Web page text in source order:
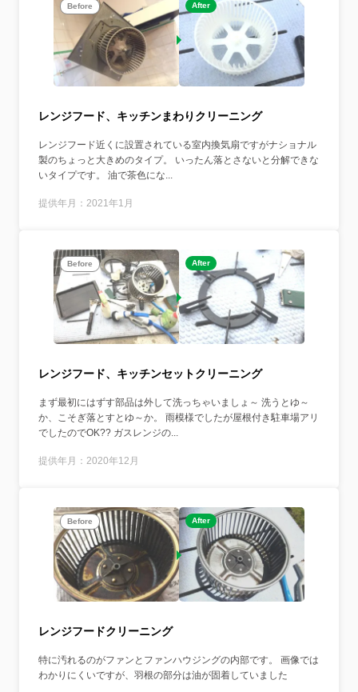
Before After
レンジフード、キッチンまわりクリーニング
レンジフード近くに設置されている室内換気扇ですがナショナル
製のちょっと大きめのタイプ。 いったん落とさないと分解できな
いタイプです。 油で茶色にな...
提供年月：2021年1月
Before After
レンジフード、キッチンセットクリーニング
まず最初にはずす部品は外して洗っちゃいましょ～ 洗うとゆ～
か、こそぎ落とすとゆ～か。 雨模様でしたが屋根付き駐車場アリ
でしたのでOK?? ガスレンジの...
提供年月：2020年12月
Before After
レンジフードクリーニング
特に汚れるのがファンとファンハウジングの内部です。 画像では
わかりにくいですが、羽根の部分は油が固着していました